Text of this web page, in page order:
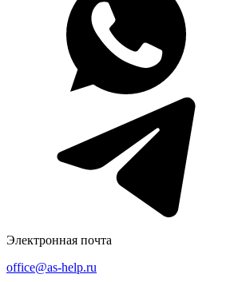
Электронная почта
office@as-help.ru